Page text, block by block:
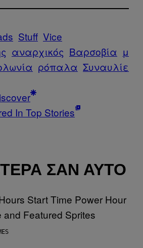
Stuff Vice
αναρχικός Βαρσοβία μ
ρόπαλα Συναυλίε
In Top Stories
ΣΑΝ ΑΥΤΌ